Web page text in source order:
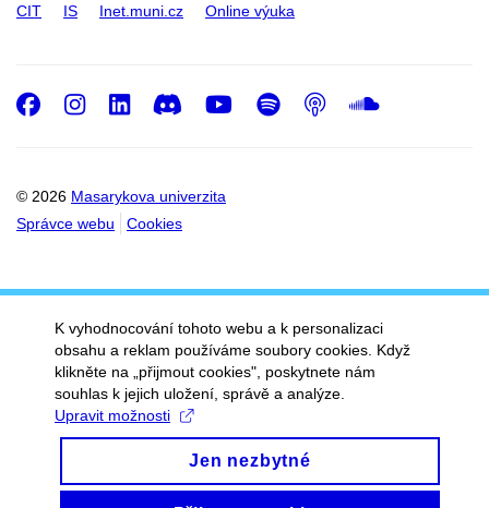
CIT IS Inet.muni.cz Online výuka
© 2026 Masarykova univerzita
Správce webu
Cookies
Facebook
Instagram
LinkedIn
DiscordYoutube
Spotify
Podcast
K vyhodnocování tohoto webu a k personalizaci
obsahu a reklam používáme soubory cookies. Když
klikněte na „přijmout cookies", poskytnete nám
souhlas k jejich uložení, správě a analýze.
Upravit možnosti
Jen nezbytné